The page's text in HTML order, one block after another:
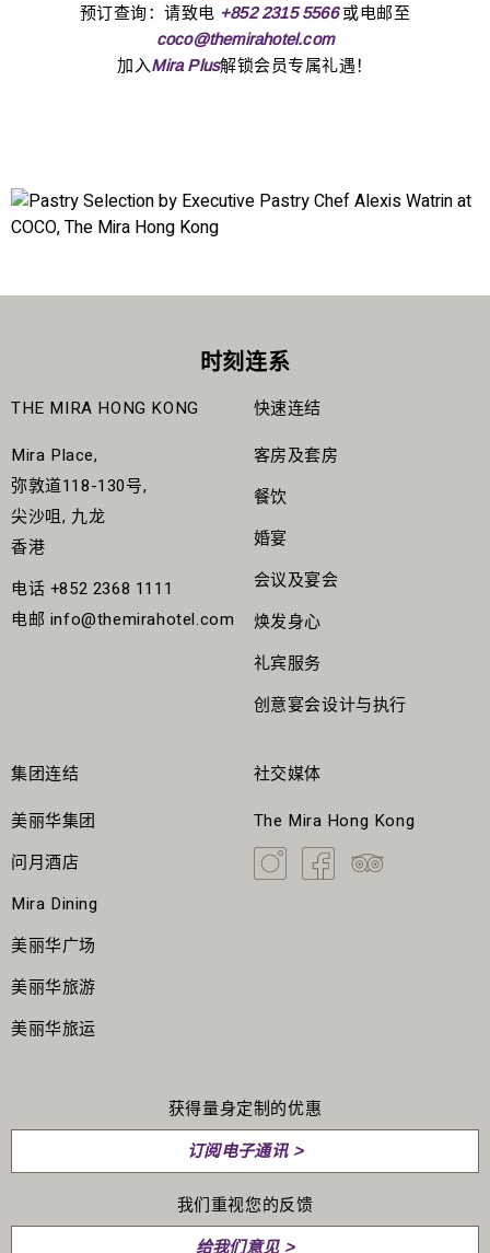
预订查询：请致电 +852 2315 5566或电邮至
coco@themirahotel.com
加入Mira Plus解锁会员专属礼遇！
时刻连系
THE MIRA HONG KONG
Mira Place,
弥敦道118-130号,
尖沙咀, 九龙
香港
电话 +852 2368 1111
电邮 info@themirahotel.com
集团连结
美丽华集团
问月酒店
Mira Dining
美丽华广场
美丽华旅游
美丽华旅运
快速连结
客房及套房
餐饮
婚宴
会议及宴会
焕发身心
礼宾服务
创意宴会设计与执行
社交媒体
The Mira Hong Kong
获得量身定制的优惠
订阅电子通讯 >
我们重视您的反馈
给我们意见 >